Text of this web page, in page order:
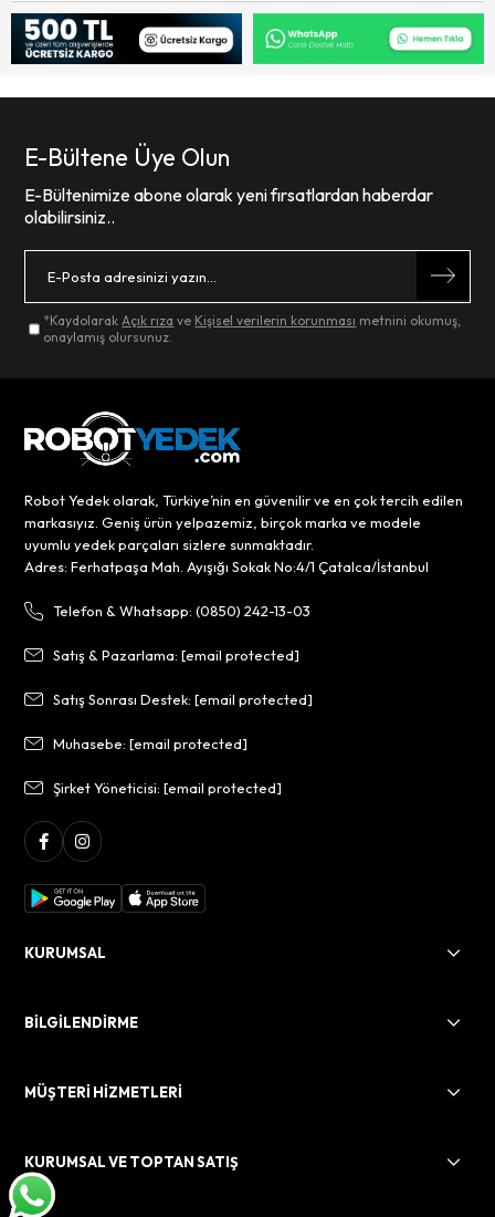
E-Bültene Üye Olun
E-Bültenimize abone olarak yeni fırsatlardan haberdar
olabilirsiniz..
*KaydolarakAçık rıza ve Kişisel verilerin korunması metnini okumuş,
onaylamış olursunuz.
Robot Yedek olarak, Türkiye’nin en güvenilir ve en çok tercih edilen
markasıyız. Geniş ürün yelpazemiz, birçok marka ve modele
uyumlu yedek parçaları sizlere sunmaktadır.
Adres: Ferhatpaşa Mah. Ayışığı Sokak No:4/1 Çatalca/İstanbul
Telefon & Whatsapp: (0850) 242-13-03
Satış & Pazarlama:[email protected]
Satış Sonrası Destek:[email protected]
Muhasebe:[email protected]
Şirket Yöneticisi:[email protected]
KURUMSAL
BİLGİLENDİRME
MÜŞTERİ HİZMETLERİ
KURUMSAL VE TOPTAN SATIŞ